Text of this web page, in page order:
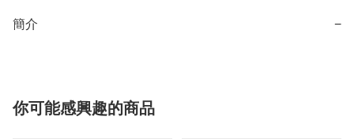
簡介 −
你可能感興趣的商品